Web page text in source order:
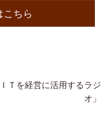
こちら
ＩＴを経営に活用するラジ
オ」